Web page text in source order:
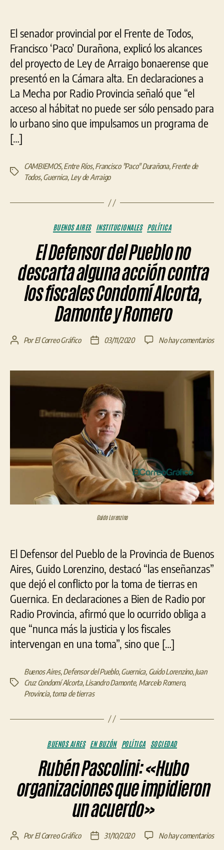
El senador provincial por el Frente de Todos,
Francisco ‘Paco’ Durañona, explicó los alcances
del proyecto de Ley de Arraigo bonaerense que
presentó en la Cámara alta. En declaraciones a
La Mecha por Radio Provincia señaló que “el
acceso al hábitat no puede ser sólo pensado para
lo urbano sino que impulsamos un programa de
[…]
Etiquetas
CAMBIEMOS,Entre Ríos,Francisco "Paco" Durañona,Frente de
Todos,Guernica, Ley de Arraigo
Categorías
BUENOS AIRES INSTITUCIONALES POLÍTICA
El Defensor del Pueblo no
descarta alguna acción contra
los fiscales Condomí Alcorta,
Damonte y Romero
Autor
entrada
PorEl Correo Gráfico
Fecha
entrada
03/11/2020 No hay comentariosen
del
y
Guido Lorenzino
El Defensor del Pueblo de la Provincia de Buenos
Aires, Guido Lorenzino, destacó “las enseñanzas”
que dejó el conflicto por la toma de tierras en
Guernica. En declaraciones a Bien de Radio por
Radio Provincia, afirmó que lo ocurrido obliga a
que “nunca más la justicia y los fiscales
intervengan en una toma”, sino que […]
Etiquetas
Buenos Aires,Defensor del Pueblo,Guernica, Guido Lorenzino,Juan
Cruz Condomí Alcorta,Lisandro Damonte, Marcelo Romero,
Provincia,toma de tierras
Categorías
BUENOS AIRES EN BUZÓN POLÍTICA SOCIEDAD
Rubén Pascolini: «Hubo
organizaciones que impidieron
un acuerdo»
AutorPorEl Correo Gráfico
Fecha31/10/2020 No hay comentariosen